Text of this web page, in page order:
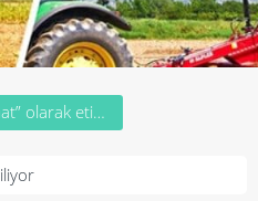
Ürünler “ziraat” olarak etiketlendi